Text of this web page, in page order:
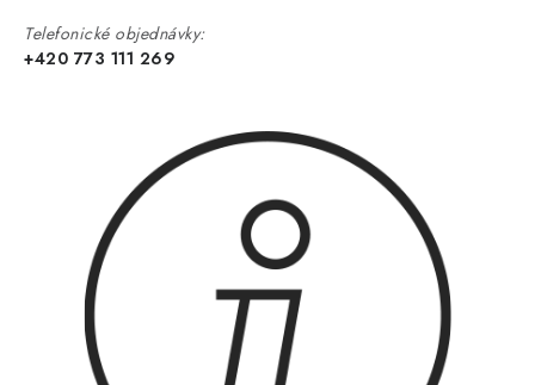
Telefonické objednávky:
+420 773 111 269